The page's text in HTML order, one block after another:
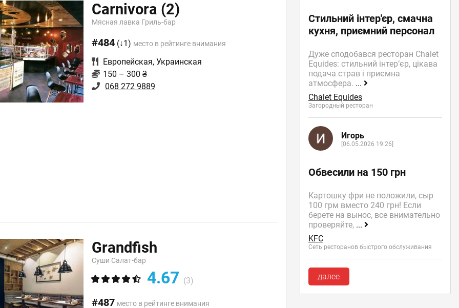
Carnivora (2)
Мясная лавка Гриль-бар
#484 (↓1) место в рейтинге внимания
Европейская,Украинская
150 – 300 ₴
068 272 9889
Grandfish
Суши Салат-бар
4.67 (3)
#487 место в рейтинге внимания
Стильний інтер'єр, смачна
кухня, приємний персонал
Дуже сподобався ресторан Chalet
Equides: стильний інтер’єр, цікава
подача страв і приємна
атмосфера. ...
Chalet Equides
Загородный ресторан
Игорь
[06.05.2026 19:26]
Обвесили на 150 грн
Картошку фри не положили, сыр
100 грм вместо 240 грн! Если
берете на вынос, все внимательно
проверяйте, ...
KFC
Сеть ресторанов быстрого обслуживания
далее